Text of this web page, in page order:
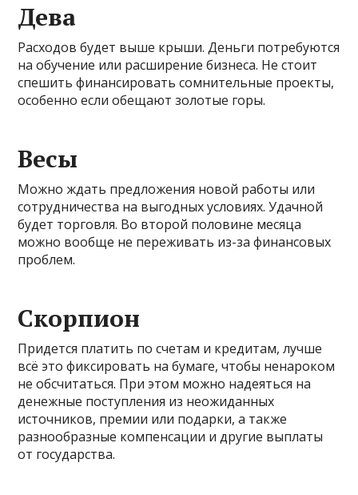
Дева
Расходов будет выше крыши. Деньги потребуются
на обучение или расширение бизнеса. Не стоит
спешить финансировать сомнительные проекты,
особенно если обещают золотые горы.
Весы
Можно ждать предложения новой работы или
сотрудничества на выгодных условиях. Удачной
будет торговля. Во второй половине месяца
можно вообще не переживать из-за финансовых
проблем.
Скорпион
Придется платить по счетам и кредитам, лучше
всё это фиксировать на бумаге, чтобы ненароком
не обсчитаться. При этом можно надеяться на
денежные поступления из неожиданных
источников, премии или подарки, а также
разнообразные компенсации и другие выплаты
от государства.